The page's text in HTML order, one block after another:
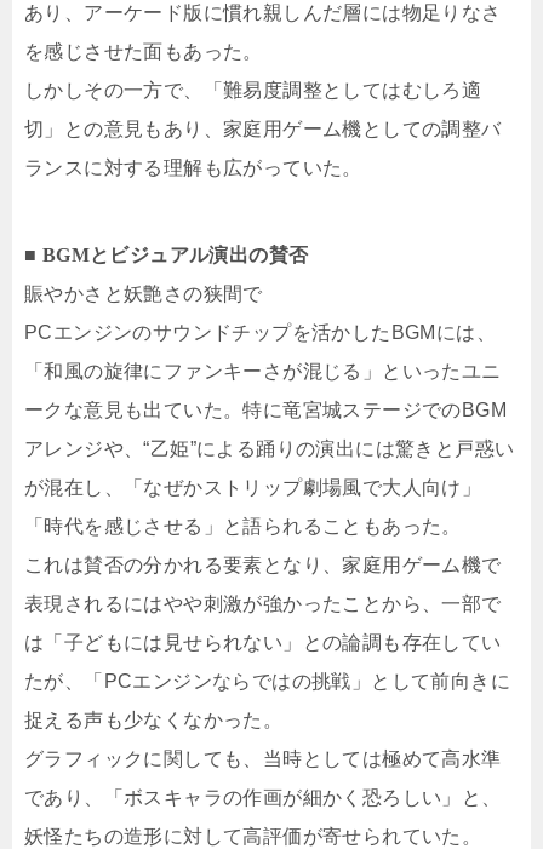
あり、アーケード版に慣れ親しんだ層には物足りなさ
を感じさせた面もあった。
しかしその一方で、「難易度調整としてはむしろ適
切」との意見もあり、家庭用ゲーム機としての調整バ
ランスに対する理解も広がっていた。
■ BGMとビジュアル演出の賛否
賑やかさと妖艶さの狭間で
PCエンジンのサウンドチップを活かしたBGMには、
「和風の旋律にファンキーさが混じる」といったユニ
ークな意見も出ていた。特に竜宮城ステージでのBGM
アレンジや、“乙姫”による踊りの演出には驚きと戸惑い
が混在し、「なぜかストリップ劇場風で大人向け」
「時代を感じさせる」と語られることもあった。
これは賛否の分かれる要素となり、家庭用ゲーム機で
表現されるにはやや刺激が強かったことから、一部で
は「子どもには見せられない」との論調も存在してい
たが、「PCエンジンならではの挑戦」として前向きに
捉える声も少なくなかった。
グラフィックに関しても、当時としては極めて高水準
であり、「ボスキャラの作画が細かく恐ろしい」と、
妖怪たちの造形に対して高評価が寄せられていた。